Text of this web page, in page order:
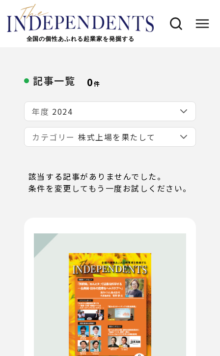
全国の個性あふれる起業家を発掘する
記事一覧 0件
年度
カテゴリー
該当する記事がありませんでした。
条件を変更してもう一度お試しください。